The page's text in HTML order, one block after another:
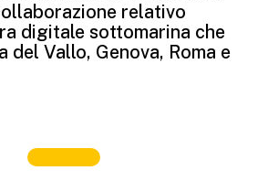
relativo
digitale sottomarina che
del Vallo, Genova, Roma e